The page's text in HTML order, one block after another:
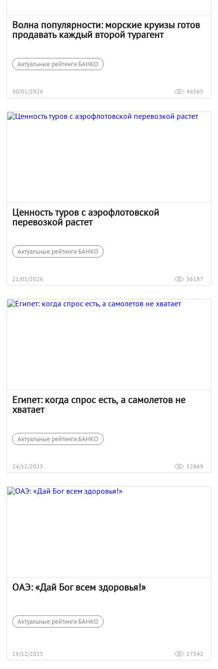
Волна популярности: морские круизы готов
продавать каждый второй турагент
Актуальные рейтинги БАНКО
30/01/2026 46565
Ценность туров с аэрофлотовской
перевозкой растет
Актуальные рейтинги БАНКО
21/01/2026 56187
Египет: когда спрос есть, а самолетов не
хватает
Актуальные рейтинги БАНКО
24/12/2025 32869
ОАЭ: «Дай Бог всем здоровья!»
Актуальные рейтинги БАНКО
19/12/2025 27542